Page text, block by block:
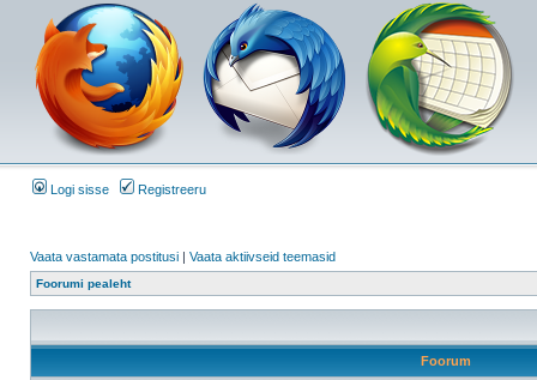
Logi sisse Registreeru
Vaata vastamata postitusi | Vaata aktiivseid teemasid
Foorumi pealeht
Foorum